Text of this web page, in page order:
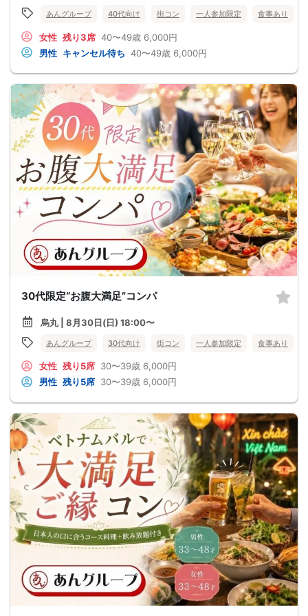
あんグループ 40代向け 街コン 一人参加限定 食事あり
女性 残り3席 40〜49歳 6,000円
男性 キャンセル待ち 40〜49歳 6,000円
30代限定“お腹大満足”コンパ
烏丸 | 8月30日(日) 18:00〜
あんグループ 30代向け 街コン 一人参加限定 食事あり
女性 残り5席 30〜39歳 6,000円
男性 残り5席 30〜39歳 6,000円